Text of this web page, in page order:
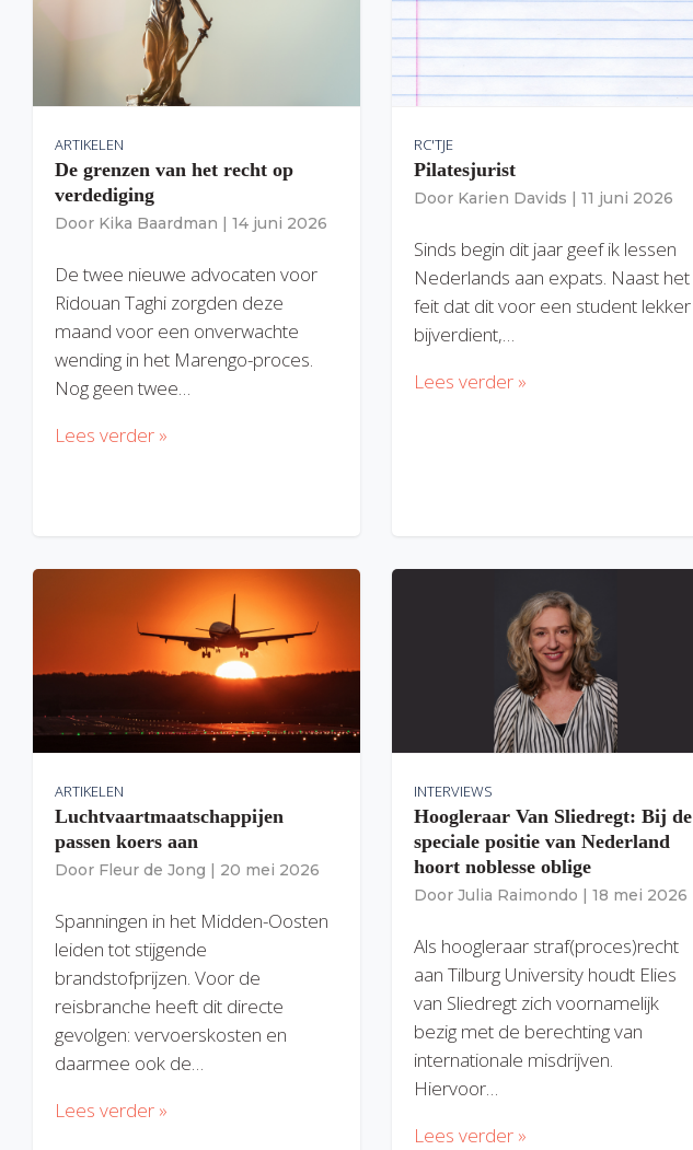
ARTIKELEN
De grenzen van het recht op
verdediging
Door Kika Baardman | 14 juni 2026
De twee nieuwe advocaten voor
Ridouan Taghi zorgden deze
maand voor een onverwachte
wending in het Marengo-proces.
Nog geen twee…
Lees verder »
RC'TJE
Pilatesjurist
Door Karien Davids | 11 juni 2026
Sinds begin dit jaar geef ik lessen
Nederlands aan expats. Naast het
feit dat dit voor een student lekker
bijverdient,…
Lees verder »
ARTIKELEN
Luchtvaartmaatschappijen
passen koers aan
Door Fleur de Jong | 20 mei 2026
Spanningen in het Midden-Oosten
leiden tot stijgende
brandstofprijzen. Voor de
reisbranche heeft dit directe
gevolgen: vervoerskosten en
daarmee ook de…
Lees verder »
INTERVIEWS
Hoogleraar Van Sliedregt: Bij de
speciale positie van Nederland
hoort noblesse oblige
Door Julia Raimondo | 18 mei 2026
Als hoogleraar straf(proces)recht
aan Tilburg University houdt Elies
van Sliedregt zich voornamelijk
bezig met de berechting van
internationale misdrijven.
Hiervoor…
Lees verder »